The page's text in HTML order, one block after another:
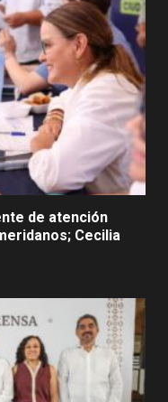
de atención
Cecilia